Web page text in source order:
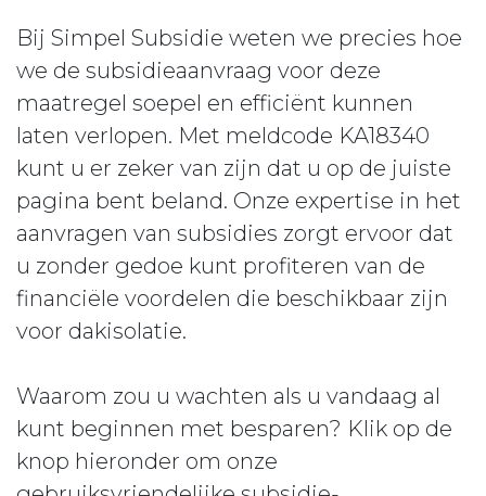
Bij Simpel Subsidie weten we precies hoe
we de subsidieaanvraag voor deze
maatregel soepel en efficiënt kunnen
laten verlopen. Met meldcode KA18340
kunt u er zeker van zijn dat u op de juiste
pagina bent beland. Onze expertise in het
aanvragen van subsidies zorgt ervoor dat
u zonder gedoe kunt profiteren van de
financiële voordelen die beschikbaar zijn
voor dakisolatie.
Waarom zou u wachten als u vandaag al
kunt beginnen met besparen? Klik op de
knop hieronder om onze